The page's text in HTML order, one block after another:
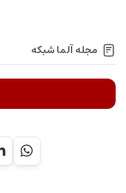
مجله آلما شبکه